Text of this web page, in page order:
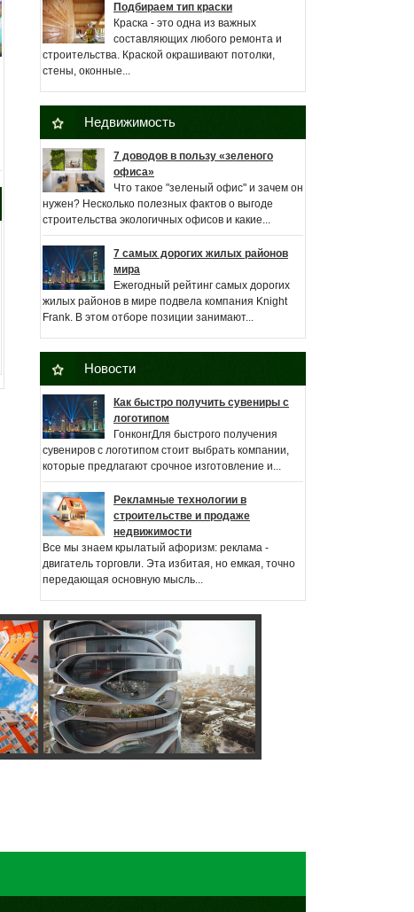
Подбираем тип краски
Краска - это одна из важных
составляющих любого ремонта и
строительства. Краской окрашивают потолки,
стены, оконные...
Недвижимость
7 доводов в пользу «зеленого
офиса»
Что такое "зеленый офис" и зачем он
нужен? Несколько полезных фактов о выгоде
строительства экологичных офисов и какие...
7 самых дорогих жилых районов
мира
Ежегодный рейтинг самых дорогих
жилых районов в мире подвела компания Knight
Frank. В этом отборе позиции занимают...
Новости
Как быстро получить сувениры с
логотипом
ГонконгДля быстрого получения
сувениров с логотипом стоит выбрать компании,
которые предлагают срочное изготовление и...
Рекламные технологии в
строительстве и продаже
недвижимости
Все мы знаем крылатый афоризм: реклама -
двигатель торговли. Эта избитая, но емкая, точно
передающая основную мысль...